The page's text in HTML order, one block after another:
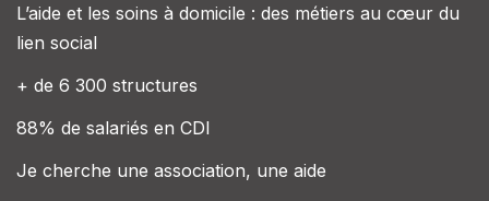
L’aide et les soins à domicile : des métiers au cœur du
lien social
+ de 6 300 structures
88% de salariés en CDI
Je cherche une association, une aide